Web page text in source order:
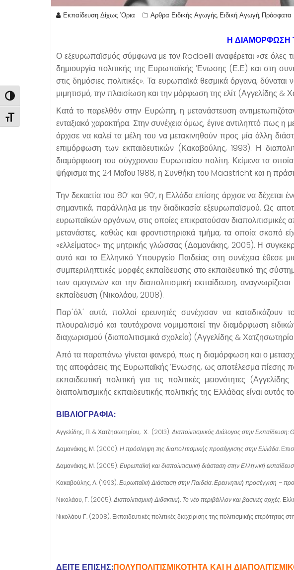
Εναλλαγή Υψηλής Αντίθεσης
Εναλλαγή Μεγέθους Γραμμάτων
Εκπαίδευση Δίχως 'Ορια Αρθρα Ειδικής Αγωγής, Ειδική Αγωγή, Πρόσφατα
Η ΔΙΑΜΌΡΦΩΣΗ
Ο εξευρωπαϊσμός σύμφωνα με τον Radaelli αναφέρεται «σε όλες τις
δημιουργία πολιτικής της Ευρωπαϊκής Ένωσης (Ε.Ε) και στη
στις δημόσιες πολιτικές». Τα ευρωπαϊκά θεσμικά όργανα,
μιμητισμό, την πλαισίωση και την μόρφωση της ελίτ (Αγγελίδης &
Κατά το παρελθόν στην Ευρώπη, η μετανάστευση
ενταξιακό χαρακτήρα. Στην συνέχεια όμως, έγινε αντιληπτό πως
άρχισε να καλεί τα μέλη του να μετακινηθούν προς μία άλλη
επιμόρφωση των εκπαιδευτικών (Κακαβούλης, 1993). Η
διαμόρφωση του σύγχρονου Ευρωπαίου πολίτη. Κείμενα τα
ψήφισμα της 24 Μαΐου 1988, η Συνθήκη του Maastricht και η
Την δεκαετία του 80’ και 90’, η Ελλάδα επίσης άρχισε να δέχεται
σημαντικά, παράλληλα με την διαδικασία εξευρωπαϊσμού. Ως
ευρωπαϊκών οργάνων, στις οποίες επικρατούσαν
μετανάστες, καθώς και φροντιστηριακά τμήμα, τα οποία σκοπό
«ελλείματος» της μητρικής γλώσσας (Δαμανάκης, 2005). Η
αυτό και το Ελληνικό Υπουργείο Παιδείας στη συνέχεια
συμπεριληπτικές μορφές εκπαίδευσης στο εκπαιδευτικό της
των ομογενών και την διαπολιτισμική εκπαίδευση, αναγνωρίζεται
εκπαίδευση (Νικολάου, 2008).
Παρ΄όλ΄ αυτά, πολλοί ερευνητές συνέχισαν να καταδικάζουν
πλουραλισμό και ταυτόχρονα νομιμοποιεί την διαμόρφωση
διαχωρισμού (διαπολιτισμικά σχολεία) (Αγγελίδης &
Από τα παραπάνω γίνεται φανερό, πως η διαμόρφωση και ο
της αποφάσεις της Ευρωπαϊκής Ένωσης, ως αποτέλεσμα πίεσης
εκπαιδευτική πολιτική για τις πολιτικές μειονότητες
διαπολιτισμικής εκπαιδευτικής πολιτικής της Ελλάδας είναι αυτός
ΒΙΒΛΙΟΓΡΑΦΙΑ:
Αγγελίδης, Π. & Χατζησωτηρίου, Χ. (2013).Διαπολιτισμικός Διάλογος στην Εκπαίδευση:
Δαμανάκης, Μ. (2000).Η πρόσληψη της διαπολιτισμικής προσέγγισης στην Ελλάδα.
Δαμανάκης, Μ. (2005).Ευρωπαϊκή και διαπολιτισμική διάσταση στην Ελληνική
Κακαβούλης, Λ. (1993).Ευρωπαϊκή Διάσταση στην Παιδεία. Ερευνητική προσέγγιση –
Νικολάου, Γ. (2005).Διαπολιτισμική Διδακτική. Το νέο περιβάλλον και βασικές αρχές.
Nικολάου Γ. (2008). Εκπαιδευτικές πολιτικές διαχείρισης της πολιτισμικής
ΔΕΙΤΕ ΕΠΙΣΗΣ:ΠΟΛΥΠΟΛΙΤΙΣΜΙΚΟΤΗΤΑ ΚΑΙ Η